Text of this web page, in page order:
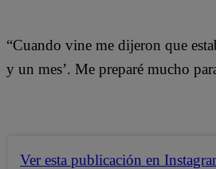
“Cuando vine me dijeron que
y un mes’. Me preparé mucho
Ver esta publicación en